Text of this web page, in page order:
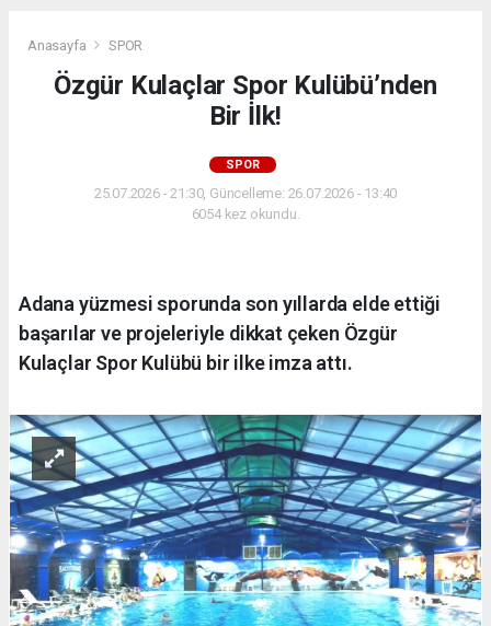
Anasayfa SPOR
Özgür Kulaçlar Spor Kulübü’nden
Bir İlk!
SPOR
25.07.2026 - 21:30, Güncelleme: 26.07.2026 - 13:40
6054 kez okundu.
Adana yüzmesi sporunda son yıllarda elde ettiği
başarılar ve projeleriyle dikkat çeken Özgür
Kulaçlar Spor Kulübü bir ilke imza attı.